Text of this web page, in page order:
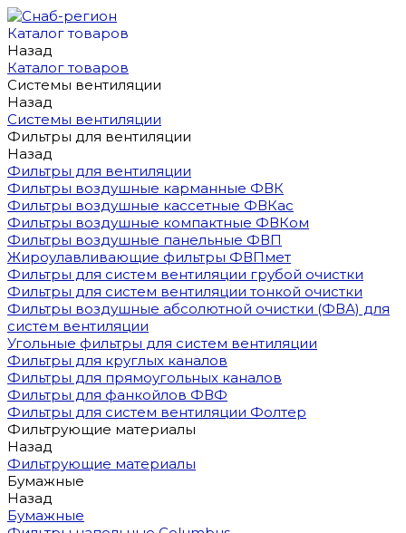
Каталог товаров
Назад
Каталог товаров
Системы вентиляции
Назад
Системы вентиляции
Фильтры для вентиляции
Назад
Фильтры для вентиляции
Фильтры воздушные карманные ФВК
Фильтры воздушные кассетные ФВКас
Фильтры воздушные компактные ФВКом
Фильтры воздушные панельные ФВП
Жироулавливающие фильтры ФВПмет
Фильтры для систем вентиляции грубой очистки
Фильтры для систем вентиляции тонкой очистки
Фильтры воздушные абсолютной очистки (ФВА) для
систем вентиляции
Угольные фильтры для систем вентиляции
Фильтры для круглых каналов
Фильтры для прямоугольных каналов
Фильтры для фанкойлов ФВФ
Фильтры для систем вентиляции Фолтер
Фильтрующие материалы
Назад
Фильтрующие материалы
Бумажные
Назад
Бумажные